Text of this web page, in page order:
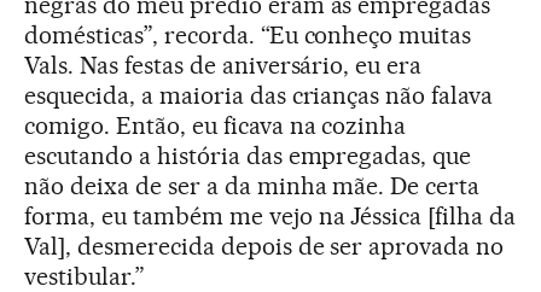
domésticas”, recorda. “Eu conheço muitas
Vals. Nas festas de aniversário, eu era
esquecida, a maioria das crianças não falava
comigo. Então, eu ficava na cozinha
escutando a história das empregadas, que
não deixa de ser a da minha mãe. De certa
forma, eu também me vejo na Jéssica [filha da
Val], desmerecida depois de ser aprovada no
vestibular.”